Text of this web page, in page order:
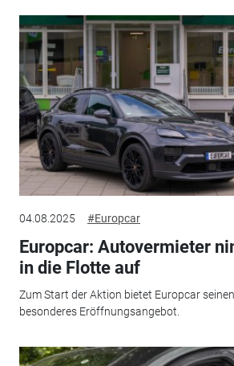
04.08.2025 #Europcar
Europcar: Autovermieter
in die Flotte auf
Zum Start der Aktion bietet Europcar
besonderes Eröffnungsangebot.